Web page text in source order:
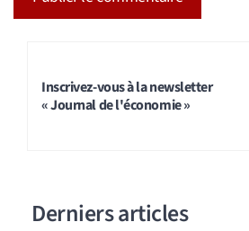
Inscrivez-vous à la newsletter
« Journal de l'économie »
Derniers articles